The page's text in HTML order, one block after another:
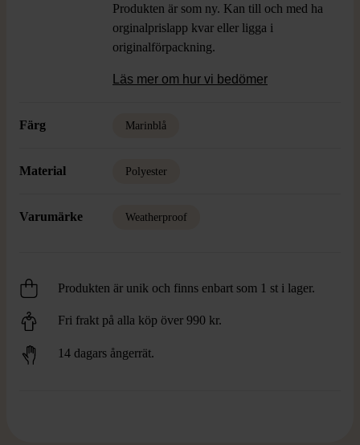
Produkten är som ny. Kan till och med ha
orginalprislapp kvar eller ligga i
originalförpackning.
Läs mer om hur vi bedömer
Färg Marinblå
Material Polyester
Varumärke Weatherproof
Produkten är unik och finns enbart som 1 st i lager.
Fri frakt på alla köp över 990 kr.
14 dagars ångerrät.